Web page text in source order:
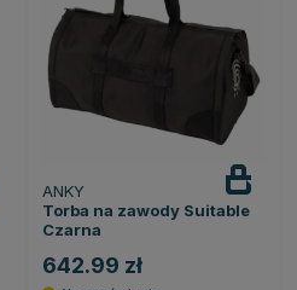
ANKY
Torba na zawody Suitable
Czarna
642.99 zł